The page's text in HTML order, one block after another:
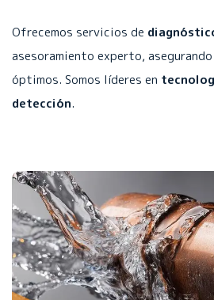
Ofrecemos servicios de
asesoramiento experto,
óptimos. Somos líderes en
detección.